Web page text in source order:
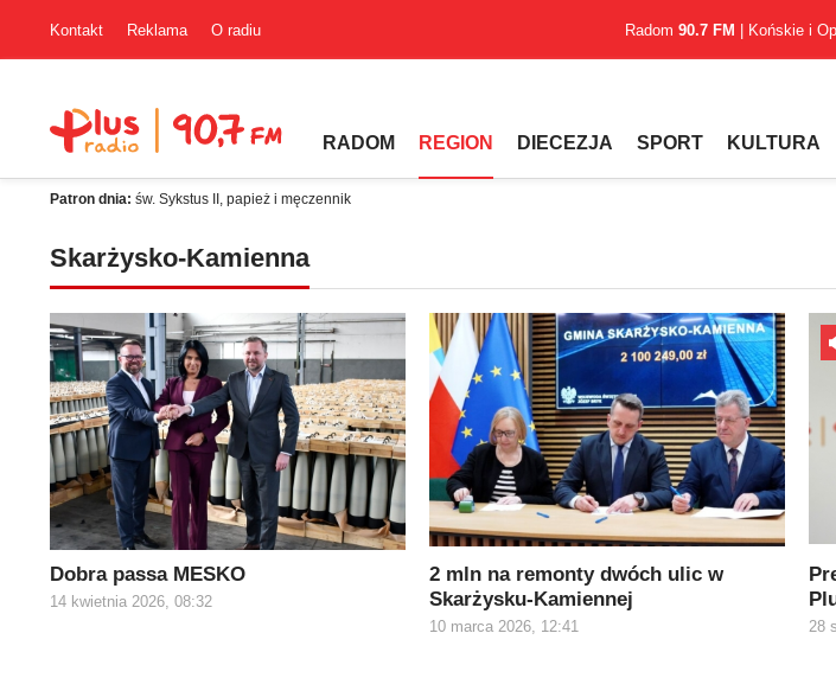
Kontakt Reklama O radiu Radom 90.7 FM | Końskie i
RADOM REGION DIECEZJA SPORT KULTURA
Patron dnia: św. Sykstus II, papież i męczennik
Skarżysko-Kamienna
Dobra passa MESKO
14 kwietnia 2026, 08:32
2 mln na remonty dwóch ulic w
Skarżysku-Kamiennej
10 marca 2026, 12:41 28